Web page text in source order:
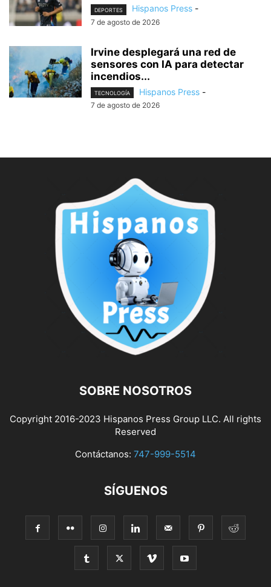
DEPORTES Hispanos Press -
7 de agosto de 2026
Irvine desplegará una red de
sensores con IA para detectar
incendios...
TECNOLOGÍA Hispanos Press -
7 de agosto de 2026
SOBRE NOSOTROS
Copyright 2016-2023 Hispanos Press Group LLC. All rights
Reserved
Contáctanos: 747-999-5514
SÍGUENOS